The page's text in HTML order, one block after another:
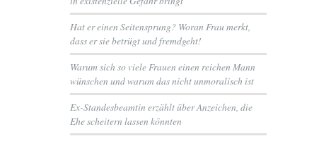
Hat er einen Seitensprung? Woran Frau merkt,
dass er sie betrügt und fremdgeht!
Warum sich so viele Frauen einen reichen Mann
wünschen und warum das nicht unmoralisch ist
Ex-Standesbeamtin erzählt über Anzeichen, die
Ehe scheitern lassen könnten